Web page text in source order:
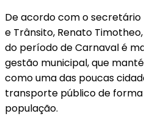
De acordo com o
e Trânsito, Renato
do período de Carnaval é
gestão municipal, que
como uma das poucas
transporte público de
população.